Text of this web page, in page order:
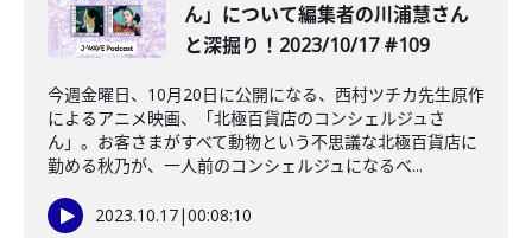
ん」について編集者の川浦慧さん
と深掘り！2023/10/17 #109
今週金曜日、10月20日に公開になる、西村ツチカ先生原作
によるアニメ映画、「北極百貨店のコンシェルジュさ
ん」。お客さまがすべて動物という不思議な北極百貨店に
勤める秋乃が、一人前のコンシェルジュになるべ...
2023.10.17|00:08:10